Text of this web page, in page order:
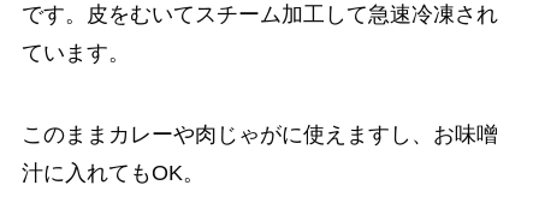
です。皮をむいてスチーム加工して急速冷凍され
ています。
このままカレーや肉じゃがに使えますし、お味噌
汁に入れてもOK。